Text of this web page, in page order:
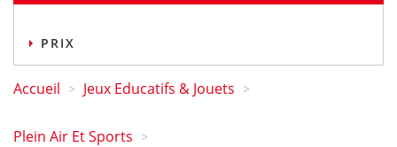
PRIX
Accueil > Jeux Educatifs & Jouets >
Plein Air Et Sports >